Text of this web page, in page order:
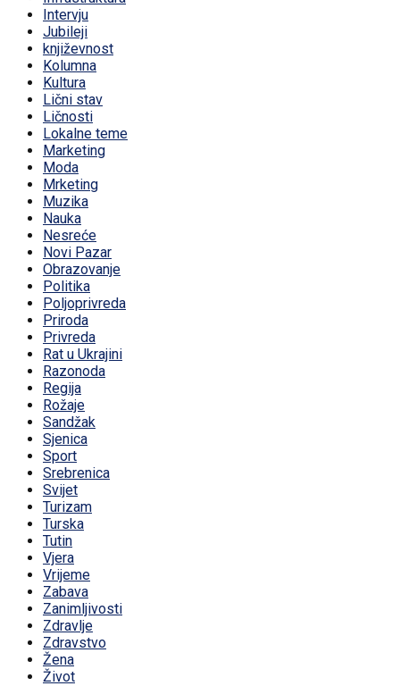
Intervju
Jubileji
književnost
Kolumna
Kultura
Lični stav
Ličnosti
Lokalne teme
Marketing
Moda
Mrketing
Muzika
Nauka
Nesreće
Novi Pazar
Obrazovanje
Politika
Poljoprivreda
Priroda
Privreda
Rat u Ukrajini
Razonoda
Regija
Rožaje
Sandžak
Sjenica
Sport
Srebrenica
Svijet
Turizam
Turska
Tutin
Vjera
Vrijeme
Zabava
Zanimljivosti
Zdravlje
Zdravstvo
Žena
Život